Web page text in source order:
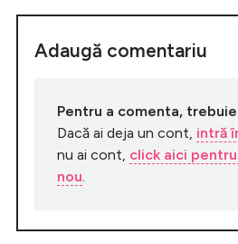
Adaugă comentariu
Pentru a comenta,
Dacă ai deja un cont, intră
nu ai cont, click aici
nou